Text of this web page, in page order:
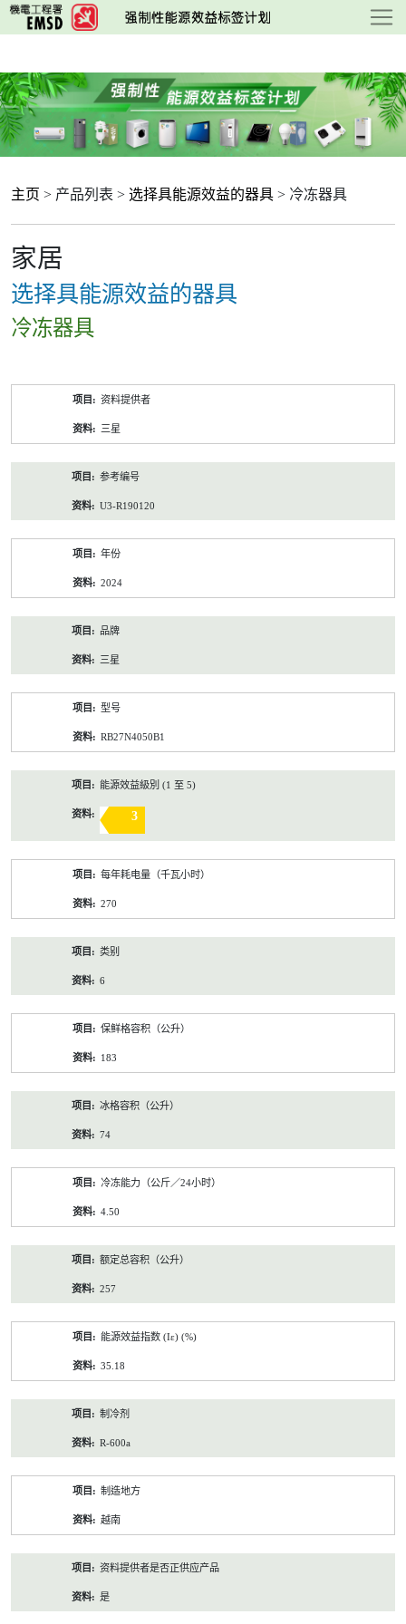
跳
至
要
内
容
主页 > 产品列表 > 选择具能源效益的器具 > 冷冻器具
家居
选择具能源效益的器具
冷冻器具
资料提供者
三星
参考编号
U3-R190120
年份
2024
品牌
三星
型号
RB27N4050B1
能源效益級別 (1 至 5)
3
每年耗电量（千瓦小时）
270
类别
6
保鲜格容积（公升）
183
冰格容积（公升）
74
冷冻能力（公斤／24小时）
4.50
额定总容积（公升）
257
能源效益指数 (Iε) (%)
35.18
制冷剂
R-600a
制造地方
越南
资料提供者是否正供应产品
是